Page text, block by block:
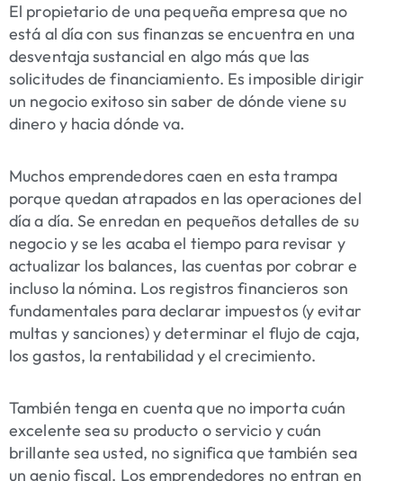
El propietario de una pequeña empresa que no
está al día con sus finanzas se encuentra en una
desventaja sustancial en algo más que las
solicitudes de financiamiento. Es imposible dirigir
un negocio exitoso sin saber de dónde viene su
dinero y hacia dónde va.
Muchos emprendedores caen en esta trampa
porque quedan atrapados en las operaciones del
día a día. Se enredan en pequeños detalles de su
negocio y se les acaba el tiempo para revisar y
actualizar los balances, las cuentas por cobrar e
incluso la nómina. Los registros financieros son
fundamentales para declarar impuestos (y evitar
multas y sanciones) y determinar el flujo de caja,
los gastos, la rentabilidad y el crecimiento.
También tenga en cuenta que no importa cuán
excelente sea su producto o servicio y cuán
brillante sea usted, no significa que también sea
un genio fiscal. Los emprendedores no entran en